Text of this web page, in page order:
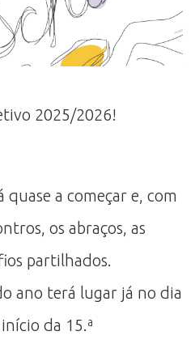
2025/2026!
a começar e, com
os abraços, as
partilhados.
ano terá lugar já no dia
da 15.ª